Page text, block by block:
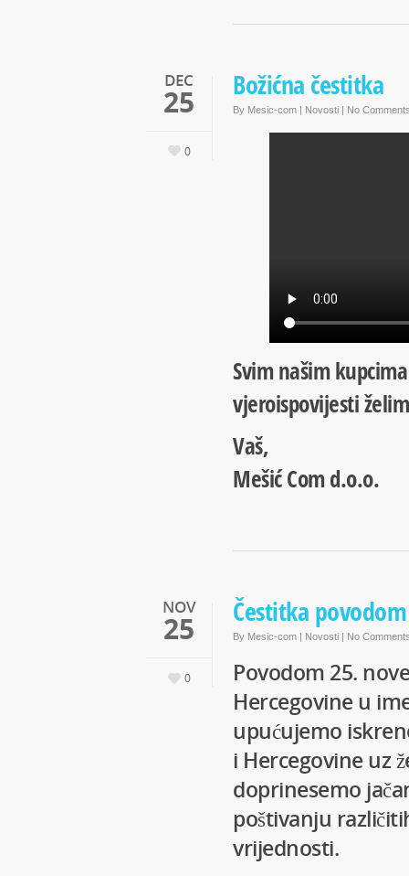
DEC
25
0
Božićna čestitka
By Mesic-com | Novosti | No
Svim našim
vjeroispovijesti
Vaš,
Mešić Com d.o.o.
NOV
25
0
Čestitka
By Mesic-com Novosti No
Povodom 25.
Hercegovine u
upućujemo
i Hercegovine uz
doprinesemo
poštivanju
vrijednosti.